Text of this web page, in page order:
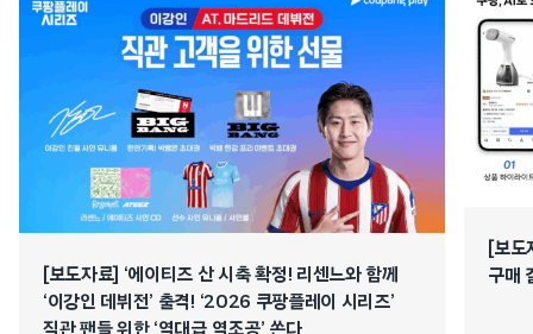
[보도자료] ‘에이티즈 산 시축 확정! 리센느와 함께
‘이강인 데뷔전’ 출격! ‘2026 쿠팡플레이 시리즈’
직관 팬들 위한 ‘역대급 역조공’ 쏜다
[보
구매